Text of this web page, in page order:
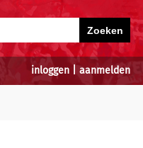
inloggen aanmelden